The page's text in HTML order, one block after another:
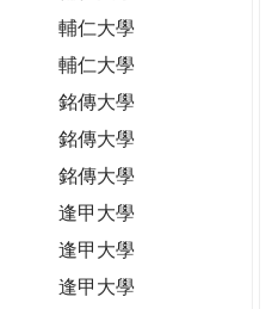
輔仁大學
輔仁大學
銘傳大學
銘傳大學
銘傳大學
逢甲大學
逢甲大學
逢甲大學